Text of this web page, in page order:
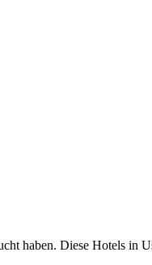
haben. Diese Hotels in